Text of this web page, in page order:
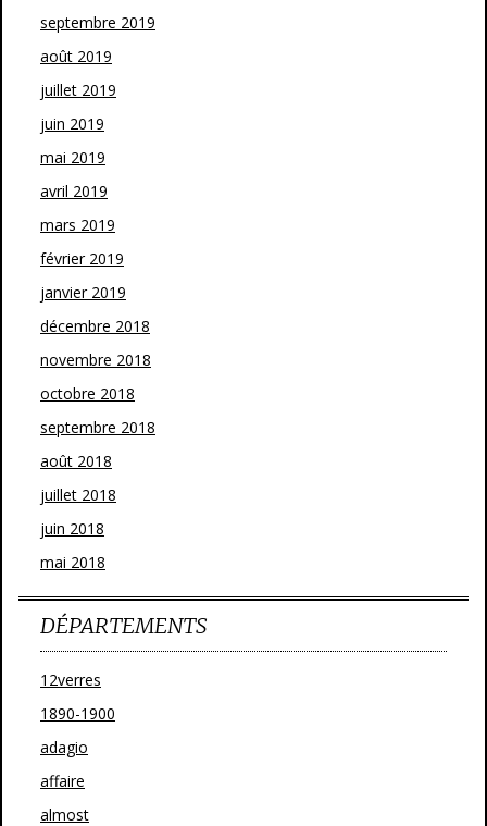
septembre 2019
août 2019
juillet 2019
juin 2019
mai 2019
avril 2019
mars 2019
février 2019
janvier 2019
décembre 2018
novembre 2018
octobre 2018
septembre 2018
août 2018
juillet 2018
juin 2018
mai 2018
DÉPARTEMENTS
12verres
1890-1900
adagio
affaire
almost